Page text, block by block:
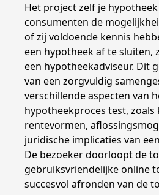
Het project zelf je
consumenten de
of zij voldoende kennis
een hypotheek af te sluiten,
een hypotheekadviseur. Dit
van een zorgvuldig
verschillende aspecten van
hypotheekproces test, zoals
rentevormen,
juridische implicaties van
De bezoeker doorloopt de
gebruiksvriendelijke online
succesvol afronden van de